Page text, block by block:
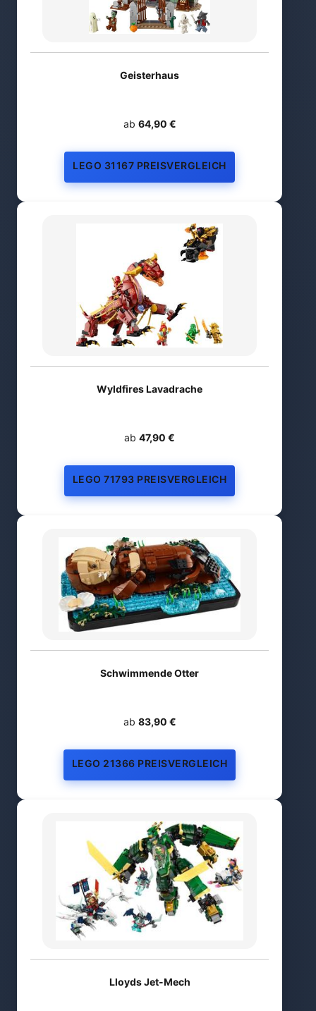
Geisterhaus
ab 64,90 €
LEGO 31167 PREISVERGLEICH
Wyldfires Lavadrache
ab 47,90 €
LEGO 71793 PREISVERGLEICH
Schwimmende Otter
ab 83,90 €
LEGO 21366 PREISVERGLEICH
Lloyds Jet-Mech